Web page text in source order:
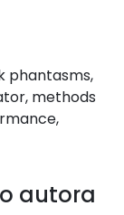
phantasms,
methods
autora